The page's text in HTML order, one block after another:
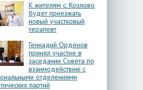
К жителям с. Козлово
будет приезжать
новый участковый
терапевт
Геннадий Орденов
принял участие в
заседании Совета по
взаимодействию с
отделениями
партий